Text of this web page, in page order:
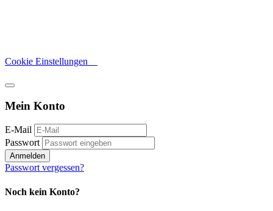
Cookie Einstellungen
Mein Konto
E-Mail
Passwort
Anmelden
Passwort vergessen?
Noch kein Konto?